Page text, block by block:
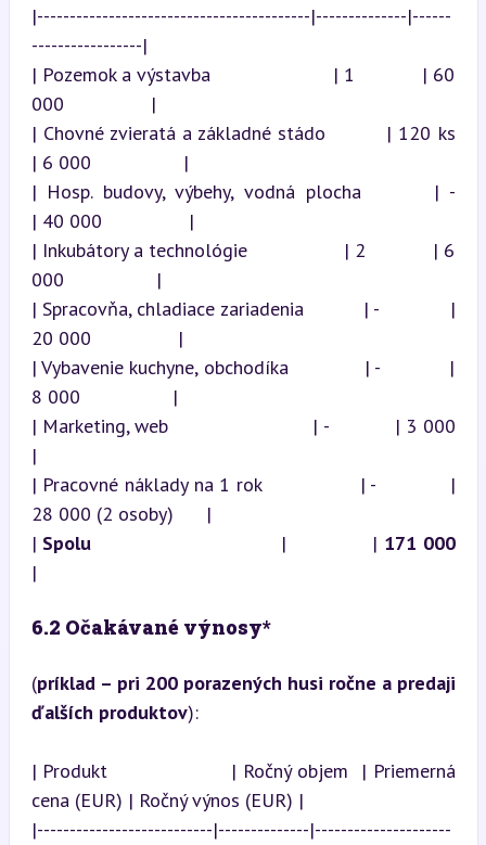
|------------------------------------------|--------------|------
-----------------|
| Pozemok a výstavba                      | 1            | 60
000                |
| Chovné zvieratá a základné stádo         | 120 ks
| 6 000                 |
| Hosp. budovy, výbehy, vodná plocha       | -
| 40 000                |
| Inkubátory a technológie                 | 2            | 6
000                 |
| Spracovňa, chladiace zariadenia          | -            |
20 000                |
| Vybavenie kuchyne, obchodíka             | -            |
8 000                 |
| Marketing, web                          | -            | 3 000
|
| Pracovné náklady na 1 rok                | -            |
28 000 (2 osoby)      |
| Spolu
                               |              |
171 000
|
6.2 Očakávané výnosy*
(príklad – pri 200 porazených husi ročne a predaji
ďalších produktov):
| Produkt                   | Ročný objem  | Priemerná
cena (EUR) | Ročný výnos (EUR) |
|---------------------------|--------------|---------------------